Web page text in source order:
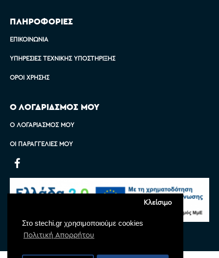
Στο stechi.gr χρησιμοποιούμε cookies
Πολιτική Απορρήτου
Κλείσιμο
ΠΛΗΡΟΦΟΡΙΕΣ
ΕΠΙΚΟΙΝΩΝΊΑ
ΥΠΗΡΕΣΊΕΣ ΤΕΧΝΙΚΉΣ ΥΠΟΣΤΉΡΙΞΗΣ
ΌΡΟΙ ΧΡΉΣΗΣ
Ο ΛΟΓΑΡΙΑΣΜΟΣ ΜΟΥ
Ο ΛΟΓΑΡΙΑΣΜΌΣ ΜΟΥ
ΟΙ ΠΑΡΑΓΓΕΛΊΕΣ ΜΟΥ